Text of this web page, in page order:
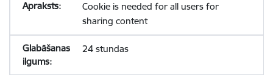
Cookie is needed for all users for
sharing content
24 stundas